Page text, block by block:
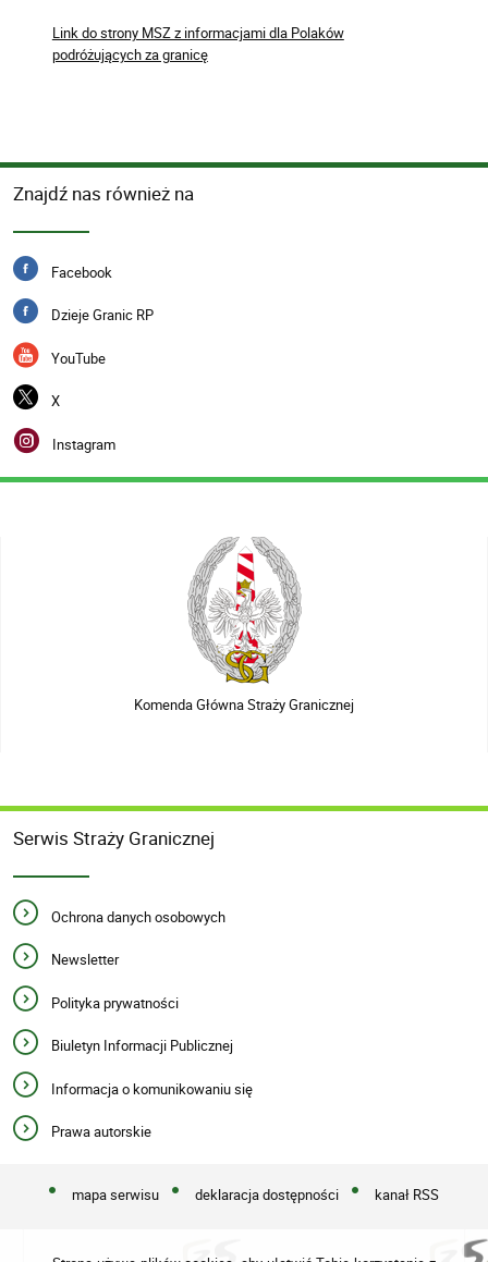
Link do strony MSZ z informacjami dla Polaków
podróżujących za granicę
Znajdź nas również na
Facebook
Dzieje Granic RP
YouTube
X
Instagram
Komenda Główna Straży Granicznej
Serwis Straży Granicznej
Ochrona danych osobowych
Newsletter
Polityka prywatności
Biuletyn Informacji Publicznej
Informacja o komunikowaniu się
Prawa autorskie
mapa serwisu deklaracja dostępności kanał RSS